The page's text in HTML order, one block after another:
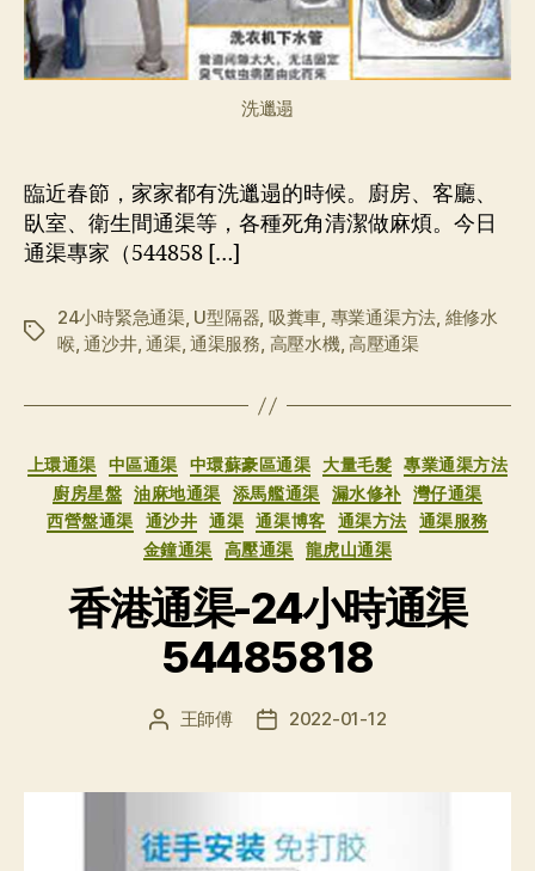
新
年
屋
洗邋遢
臨近春節，家家都有洗邋遢的時候。廚房、客廳、
臥室、衛生間通渠等，各種死角清潔做麻煩。今日
通渠專家（544858 […]
标
24小時緊急通渠, U型隔器, 吸糞車, 專業通渠方法, 維修水
喉,通沙井, 通渠, 通渠服務, 高壓水機, 高壓通渠
分
类
上環通渠 中區通渠 中環蘇豪區通渠 大量毛髮
專業通渠方法
廚房星盤
油麻地通渠 添馬艦通渠 漏水修补
灣仔通渠
西營盤通渠
通沙井 通渠 通渠博客 通渠方法
通渠服務
金鐘通渠
高壓通渠 龍虎山通渠
香港通渠-24小時通渠
54485818
文
者
王師傅
发
期
2022-01-12